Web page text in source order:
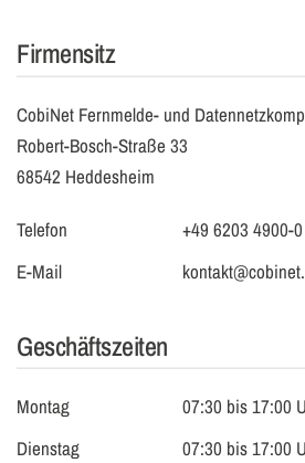
Firmensitz
CobiNet Fernmelde- und
Robert-Bosch-Straße 33
68542 Heddesheim
Telefon
+49 6203 4900-0
E-Mail
Geschäftszeiten
Montag
07:30 bis 17:00
Dienstag
07:30 bis 17:00